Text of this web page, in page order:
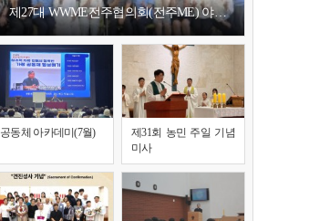
제27대 WWME전주협의회(전주ME) 야…
공동체 아카데미(7월)
제31회 농민 주일 기념
미사